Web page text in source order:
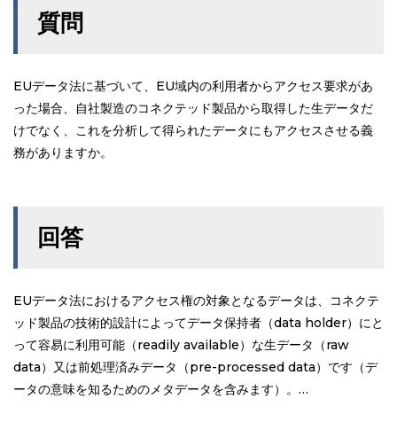
質問
EUデータ法に基づいて、EU域内の利用者からアクセス要求があ
った場合、自社製造のコネクテッド製品から取得した生データだ
けでなく、これを分析して得られたデータにもアクセスさせる義
務がありますか。
回答
EUデータ法におけるアクセス権の対象となるデータは、コネクテ
ッド製品の技術的設計によってデータ保持者（data holder）にと
って容易に利用可能（readily available）な生データ（raw
data）又は前処理済みデータ（pre-processed data）です（デ
ータの意味を知るためのメタデータを含みます）。…